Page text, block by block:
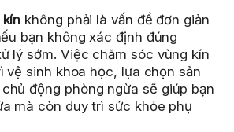
không phải là vấn đề đơn giản
bạn không xác định đúng
lý sớm. Việc chăm sóc vùng kín
vệ sinh khoa học, lựa chọn sản
động phòng ngừa sẽ giúp bạn
mà còn duy trì sức khỏe phụ